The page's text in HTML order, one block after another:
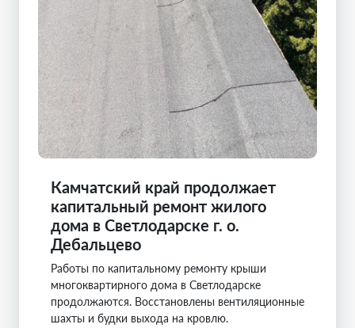
Камчатский край продолжает
капитальный ремонт жилого
дома в Светлодарске г. о.
Дебальцево
Работы по капитальному ремонту крыши
многоквартирного дома в Светлодарске
продолжаются. Восстановлены вентиляционные
шахты и будки выхода на кровлю.